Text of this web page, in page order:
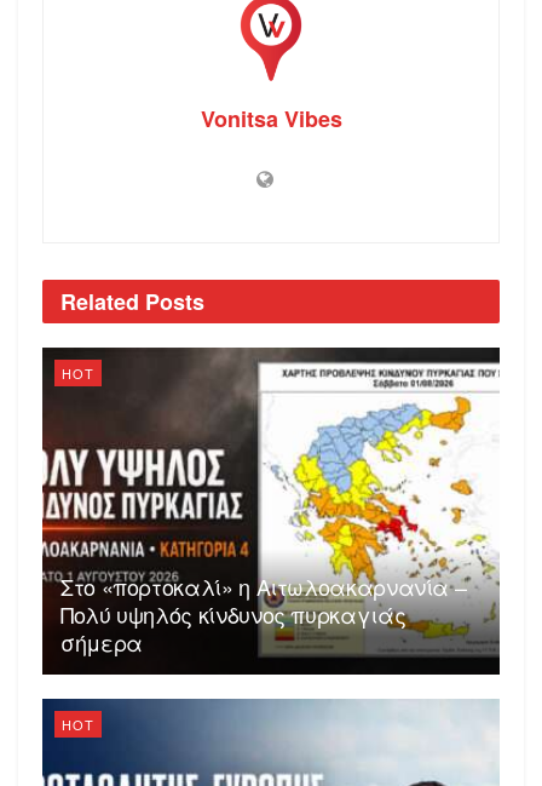
Vonitsa Vibes
Related Posts
HOT
Στο «πορτοκαλί» η Αιτωλοακαρνανία –
Πολύ υψηλός κίνδυνος πυρκαγιάς
σήμερα
HOT